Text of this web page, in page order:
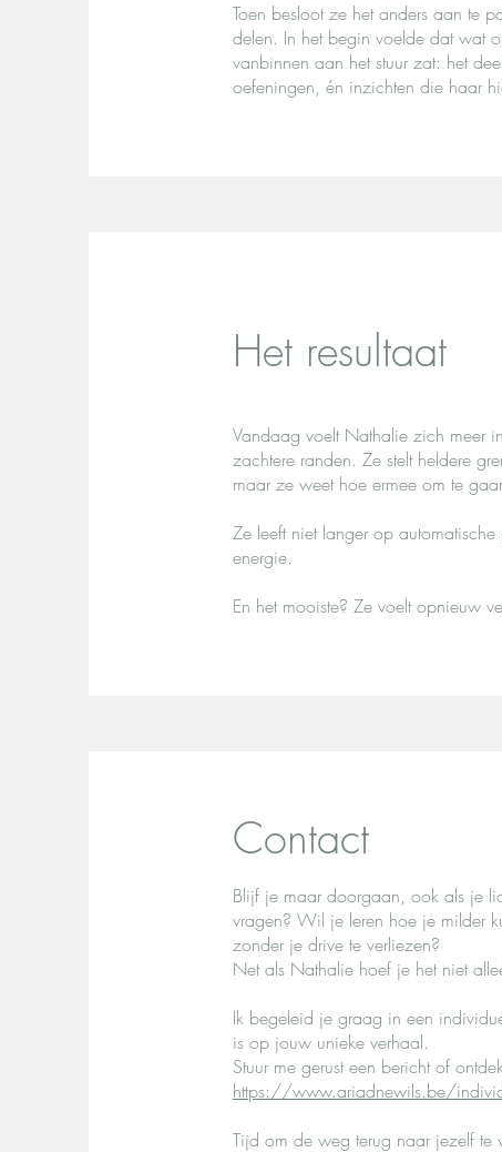
Toen besloot ze het anders aan te
delen. In het begin voelde dat wat
vanbinnen aan het stuur zat: het
oefeningen, én inzichten die haar
Het resultaat
Vandaag voelt Nathalie zich meer
zachtere randen. Ze stelt heldere
maar ze weet hoe ermee om te
Ze leeft niet langer op
energie.
En het mooiste? Ze voelt opnieuw
Contact
Blijf je maar doorgaan, ook als je
vragen? Wil je leren hoe je milder
zonder je drive te verliezen?
Net als Nathalie hoef je het niet
Ik begeleid je graag in een
is op jouw unieke verhaal.
Stuur me gerust een bericht of
https://www.ariadnewils.be/
Tijd om de weg terug naar jezelf te